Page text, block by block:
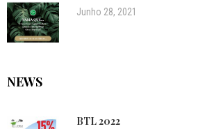
Junho 28, 2021
NEWS
BTL 2022